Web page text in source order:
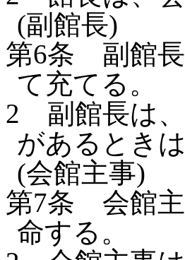
(副館長)
第6条 副館
て充てる。
2 副館長は
があるとき
(会館主事)
第7条 会館
命する。